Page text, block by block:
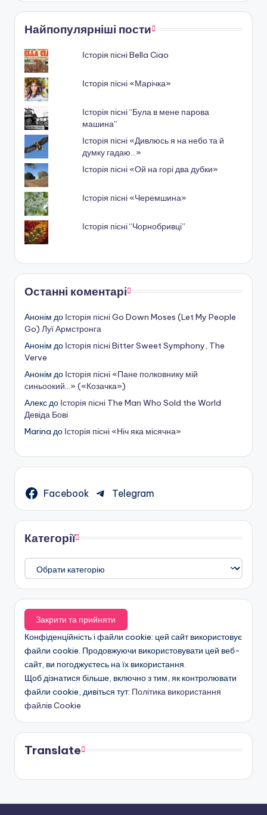
Найпопулярніші пости
Історія пісні Bella Ciao
Історія пісні «Марічка»
Історія пісні “Була в мене парова
машина”
Історія пісні «Дивлюсь я на небо та й
думку гадаю…»
Історія пісні «Ой на горі два дубки»
Історія пісні «Черемшина»
Історія пісні “Чорнобривці”
Останні коментарі
Анонім до Історія пісні Go Down Moses (Let My People
Go) Луї Армстронга
Анонім до Історія пісні Bitter Sweet Symphony, The
Verve
Анонім до Історія пісні «Пане полковнику мій
синьоокий…» («Козачка»)
Алексдо Історія пісні The Man Who Sold the World
Девіда Бові
Marina до Історія пісні «Ніч яка місячна»
Facebook Telegram
Категорії
Категорії
Конфіденційність і файли cookie: цей сайт використовує
файли cookie. Продовжуючи використовувати цей веб-
сайт, ви погоджуєтесь на їх використання.
Щоб дізнатися більше, включно з тим, як контролювати
файли cookie, дивіться тут: Політика використання
файлів Cookie
Translate